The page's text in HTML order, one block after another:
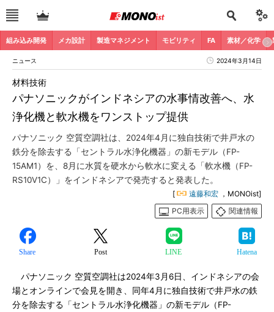
組み込み開発 メカ設計 製造マネジメント モビリティ FA 素材／化学
ニュース 2024年3月14日
パナソニックがインドネシアの水事情改善へ、水
浄化機と軟水機をワンストップ提供
材料技術
パナソニック 空質空調社は、2024年4月に独自技術で井戸水の
鉄分を除去する「セントラル水浄化機器」の新モデル（FP-
15AM1）を、8月に水質を硬水から軟水に変える「軟水機（FP-
RS10V1C）」をインドネシアで発売すると発表した。
[ 遠藤和宏 ，MONOist]
PC用表示
関連情報
Share Post LINE Hatena
パナソニック 空質空調社は2024年3月6日、インドネシアの会
場とオンラインで会見を開き、同年4月に独自技術で井戸水の鉄
分を除去する「セントラル水浄化機器」の新モデル（FP-